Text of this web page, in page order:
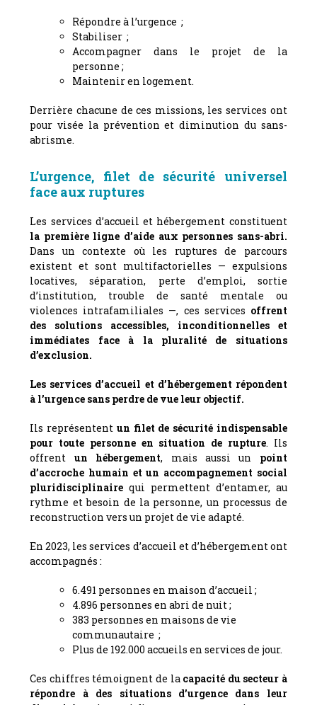
Répondre à l’urgence ;
Stabiliser ;
Accompagner dans le projet de la
personne ;
Maintenir en logement.
Derrière chacune de ces missions, les services ont
pour visée la prévention et diminution du sans-
abrisme.
L’urgence, filet de sécurité universel
face aux ruptures
Les services d’accueil et hébergement constituent
la première ligne d’aide aux personnes sans-abri.
Dans un contexte où les ruptures de parcours
existent et sont multifactorielles — expulsions
locatives, séparation, perte d’emploi, sortie
d’institution, trouble de santé mentale ou
violences intrafamiliales —, ces services offrent
des solutions accessibles, inconditionnelles et
immédiates face à la pluralité de situations
d’exclusion.
Les services d’accueil et d’hébergement répondent
à l’urgence sans perdre de vue leur objectif.
Ils représentent un filet de sécurité indispensable
pour toute personne en situation de rupture. Ils
offrent un hébergement, mais aussi un point
d’accroche humain et un accompagnement social
pluridisciplinairequi permettent d’entamer, au
rythme et besoin de la personne, un processus de
reconstruction vers un projet de vie adapté.
En 2023, les services d’accueil et d’hébergement ont
accompagnés :
6.491 personnes en maison d’accueil ;
4.896 personnes en abri de nuit ;
383 personnes en maisons de vie
communautaire ;
Plus de 192.000 accueils en services de jour.
Ces chiffres témoignent de la capacité du secteur à
répondre à des situations d’urgence dans leur